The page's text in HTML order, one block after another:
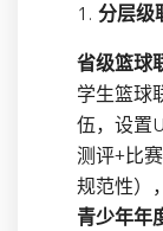
1. 分层级
省级篮球
学生篮球
伍，设置
测评+比
规范性）
青少年年